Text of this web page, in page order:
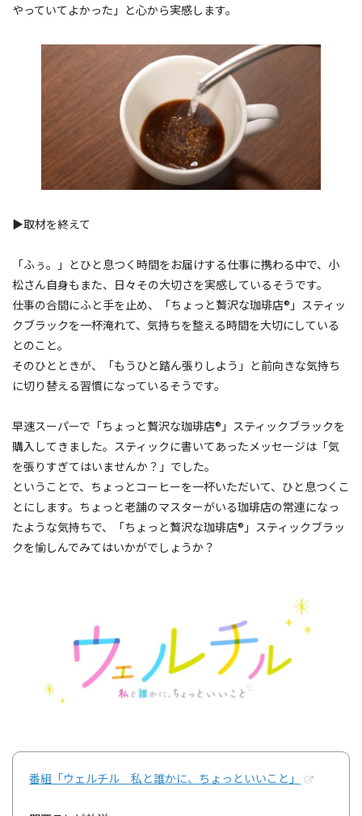
やっていてよかった」と心から実感します。
▶︎取材を終えて
「ふぅ。」とひと息つく時間をお届けする仕事に携わる中で、小
松さん自身もまた、日々その大切さを実感しているそうです。
仕事の合間にふと手を止め、「ちょっと贅沢な珈琲店®」スティッ
クブラックを一杯淹れて、気持ちを整える時間を大切にしている
とのこと。
そのひとときが、「もうひと踏ん張りしよう」と前向きな気持ち
に切り替える習慣になっているそうです。
早速スーパーで「ちょっと贅沢な珈琲店®」スティックブラックを
購入してきました。スティックに書いてあったメッセージは「気
を張りすぎてはいませんか？」でした。
ということで、ちょっとコーヒーを一杯いただいて、ひと息つくこ
とにします。ちょっと老舗のマスターがいる珈琲店の常連になっ
たような気持ちで、「ちょっと贅沢な珈琲店®」スティックブラッ
クを愉しんでみてはいかがでしょうか？
番組「ウェルチル 私と誰かに、ちょっといいこと」